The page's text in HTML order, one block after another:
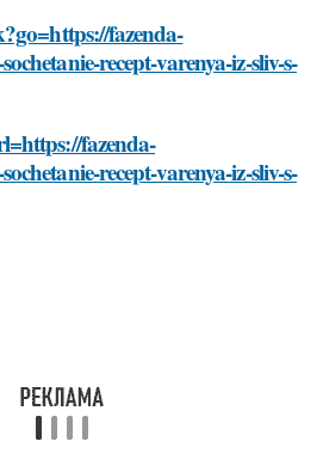
fazenda-
recept-varenya-iz-sliv-s-
fazenda-
recept-varenya-iz-sliv-s-